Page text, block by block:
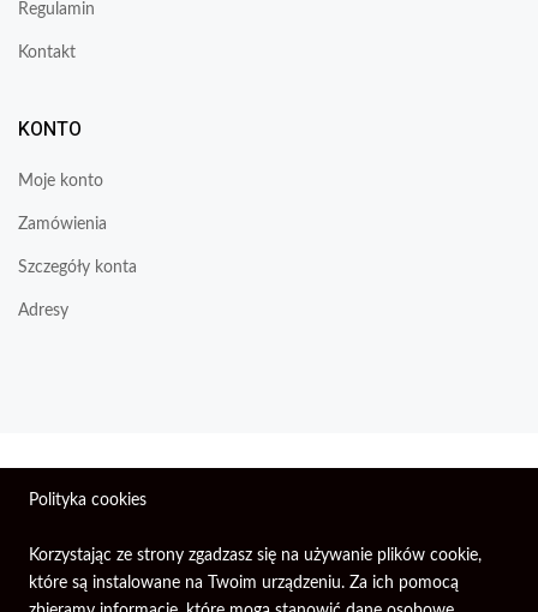
Regulamin
Kontakt
KONTO
Moje konto
Zamówienia
Szczegóły konta
Adresy
Wszelkie prawa zastrzeżone © 2026 | Firma Elektroniczna
Polityka cookies
Korzystając ze strony zgadzasz się na używanie plików cookie,
które są instalowane na Twoim urządzeniu. Za ich pomocą